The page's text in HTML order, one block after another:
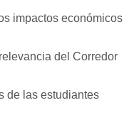
impactos económicos
del Corredor
de las estudiantes